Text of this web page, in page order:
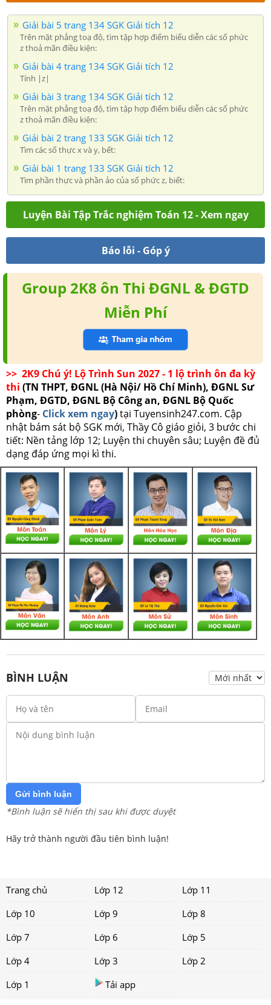
Giải bài 5 trang 134 SGK Giải tích 12
Trên mặt phẳng toạ độ, tìm tập hợp điểm biểu diễn các số phức
z thoả mãn điều kiện:
Giải bài 4 trang 134 SGK Giải tích 12
Tính |z|
Giải bài 3 trang 134 SGK Giải tích 12
Trên mặt phẳng toạ độ, tìm tập hợp điểm biểu diễn các số phức
z thoả mãn điều kiện:
Giải bài 2 trang 133 SGK Giải tích 12
Tìm các số thực x và y, bết:
Giải bài 1 trang 133 SGK Giải tích 12
Tìm phần thực và phần ảo của số phức z, biết:
Luyện Bài Tập Trắc nghiệm Toán 12 - Xem ngay
Báo lỗi - Góp ý
Group 2K8 ôn Thi ĐGNL & ĐGTD
Miễn Phí
>> 2K9 Chú ý! Lộ Trình Sun 2027 - 1 lộ trình ôn đa kỳ
thi (TN THPT, ĐGNL (Hà Nội/ Hồ Chí Minh), ĐGNL Sư
Phạm, ĐGTD, ĐGNL Bộ Công an, ĐGNL Bộ Quốc
phòng- Click xem ngay)tại Tuyensinh247.com. Cập
nhật bám sát bộ SGK mới, Thầy Cô giáo giỏi, 3 bước chi
tiết: Nền tảng lớp 12; Luyện thi chuyên sâu; Luyện đề đủ
dạng đáp ứng mọi kì thi.
BÌNH LUẬN
Gửi bình luận
*Bình luận sẽ hiển thị sau khi được duyệt
Hãy trở thành người đầu tiên bình luận!
Trang chủ Lớp 12
Lớp 11
Lớp 10
Lớp 9
Lớp 8
Lớp 7
Lớp 6
Lớp 5
Lớp 4
Lớp 3
Lớp 2
Lớp 1
Tải app